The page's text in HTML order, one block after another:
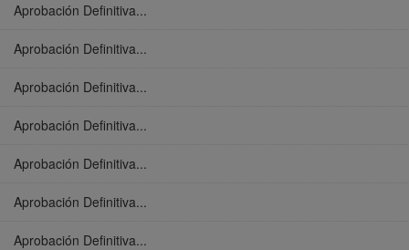
Aprobación Definitiva...
Aprobación Definitiva...
Aprobación Definitiva...
Aprobación Definitiva...
Aprobación Definitiva...
Aprobación Definitiva...
Aprobación Definitiva...